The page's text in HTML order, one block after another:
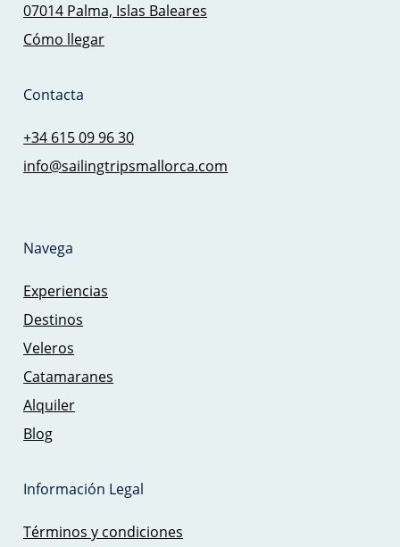
07014 Palma, Islas Baleares
Cómo llegar
Contacta
+34 615 09 96 30
info@sailingtripsmallorca.com
Navega
Experiencias
Destinos
Veleros
Catamaranes
Alquiler
Blog
Información Legal
Términos y condiciones